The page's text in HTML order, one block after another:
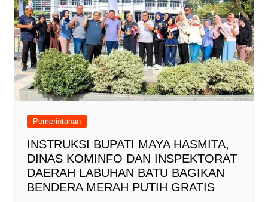
Pemerintahan
INSTRUKSI BUPATI MAYA HASMITA,
DINAS KOMINFO DAN INSPEKTORAT
DAERAH LABUHAN BATU BAGIKAN
BENDERA MERAH PUTIH GRATIS